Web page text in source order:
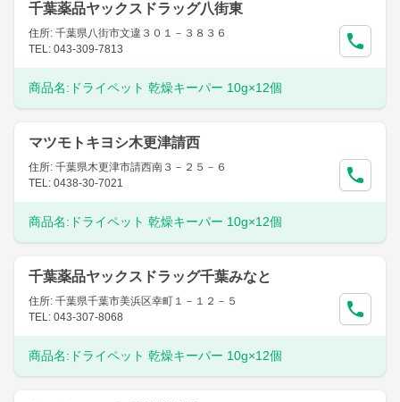
千葉薬品ヤックスドラッグ八街東
住所: 千葉県八街市文違３０１－３８３６
TEL: 043-309-7813
商品名: ドライペット 乾燥キーパー 10g×12個
マツモトキヨシ木更津請西
住所: 千葉県木更津市請西南３－２５－６
TEL: 0438-30-7021
商品名: ドライペット 乾燥キーパー 10g×12個
千葉薬品ヤックスドラッグ千葉みなと
住所: 千葉県千葉市美浜区幸町１－１２－５
TEL: 043-307-8068
商品名: ドライペット 乾燥キーパー 10g×12個